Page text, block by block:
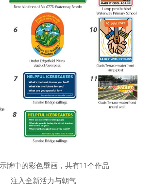
牌中的彩色壁画，共有11个作品
注入全新活力与朝气